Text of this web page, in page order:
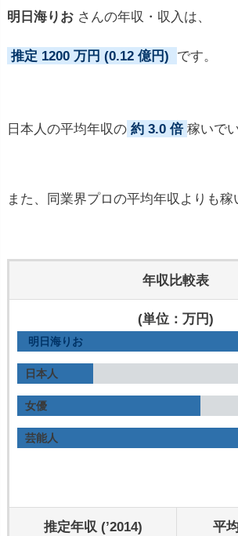
明日海りお さんの年収・収入は、
推定 1200 万円 (0.12 億円) です。
日本人の平均年収の 約 3.0 倍 稼いで
また、同業界プロの平均年収よりも稼
年収比較表
(単位：万円)
明日海りお
日本人
女優
芸能人
推定年収 (’2014) 平